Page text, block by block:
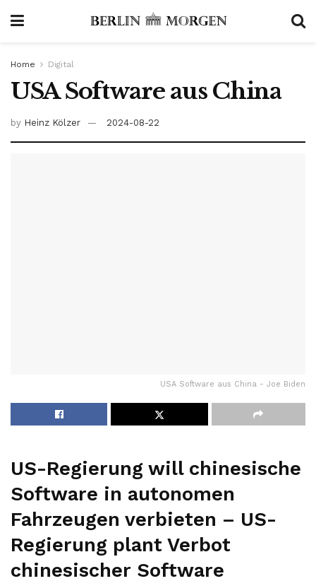
Home Digital
USA Software aus China
by Heinz Kölzer 2024-08-22
USA Software aus China - Joe Biden
US-Regierung will chinesische
Software in autonomen
Fahrzeugen verbieten – US-
Regierung plant Verbot
chinesischer Software